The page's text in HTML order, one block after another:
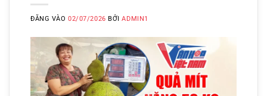
ĐĂNG VÀO02/07/2026 BỞIADMIN1